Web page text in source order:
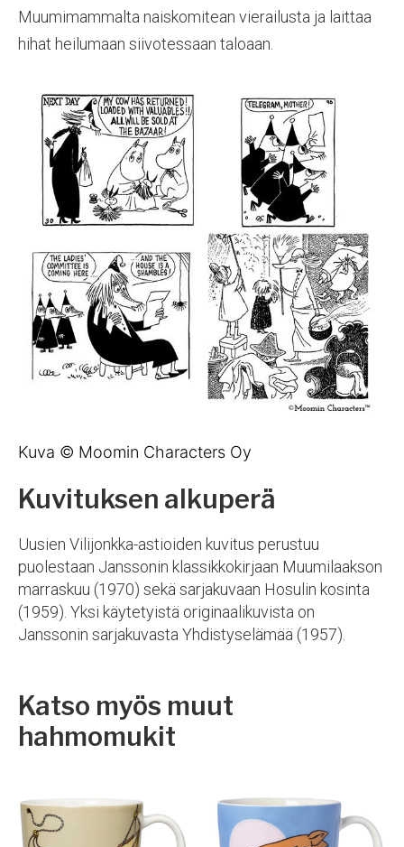
Muumimammalta naiskomitean vierailusta ja laittaa
hihat heilumaan siivotessaan taloaan.
Kuva © Moomin Characters Oy
Kuvituksen alkuperä
Uusien Vilijonkka-astioiden kuvitus perustuu
puolestaan Janssonin klassikkokirjaan Muumilaakson
marraskuu (1970) sekä sarjakuvaan Hosulin kosinta
(1959). Yksi käytetyistä originaalikuvista on
Janssonin sarjakuvasta Yhdistyselämää (1957).
Katso myös muut
hahmomukit